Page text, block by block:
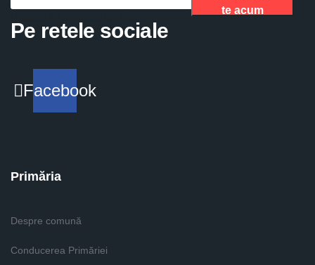
te acum
Pe retele sociale
Facebook
Primăria
Despre comună
Conducerea Primăriei